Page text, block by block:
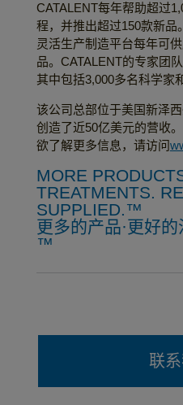
CATALENT每年帮助超过
程，并推出超过150款新品
灵活生产制造平台每年可
品。CATALENT的专家团
其中包括3,000多名科学家
该公司总部位于美国新泽
创造了近50亿美元的营收。
欲了解更多信息，请访问
MORE
TREATMENTS.
SUPPLIED.™
更多的产品·更好的
™
联系